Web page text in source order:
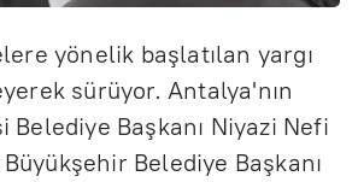
yönelik başlatılan yargı
sürüyor. Antalya'nın
Belediye Başkanı Niyazi Nefi
Belediye Başkanı